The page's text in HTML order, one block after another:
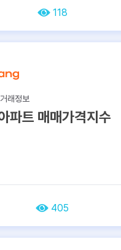
118
래정보
파트 매매가격지수
405